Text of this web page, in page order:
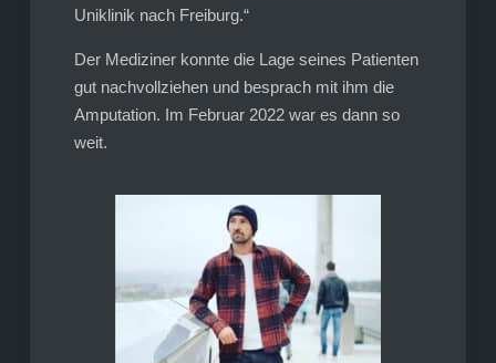
Uniklinik nach Freiburg.“
Der Mediziner konnte die Lage seines Patienten
gut nachvollziehen und besprach mit ihm die
Amputation. Im Februar 2022 war es dann so
weit.